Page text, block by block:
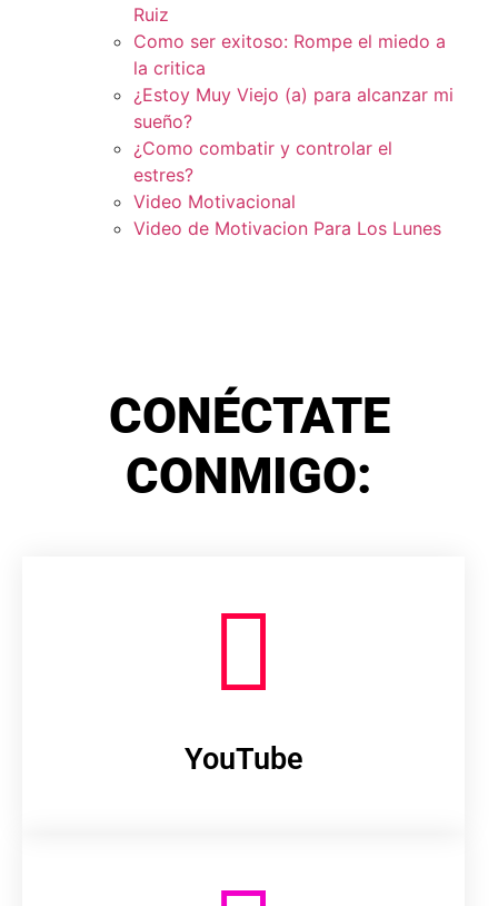
Ruiz
Como ser exitoso: Rompe el miedo a
la critica
¿Estoy Muy Viejo (a) para alcanzar mi
sueño?
¿Como combatir y controlar el
estres?
Video Motivacional
Video de Motivacion Para Los Lunes
CONÉCTATE
CONMIGO:
YouTube